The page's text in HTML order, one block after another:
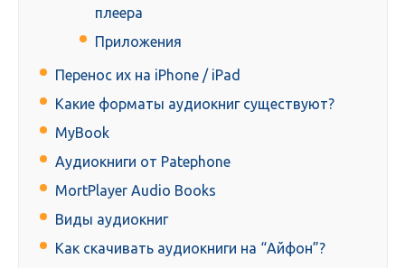
плеера
Приложения
Перенос их на iPhone / iPad
Какие форматы аудиокниг существуют?
MyBook
Аудиокниги от Patephone
MortPlayer Audio Books
Виды аудиокниг
Как скачивать аудиокниги на “Айфон”?